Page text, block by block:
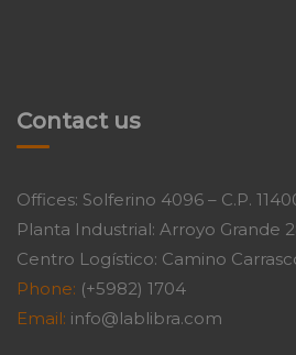
Contact us
Offices: Solferino 4096 – C.P.
Planta Industrial: Arroyo Grande
Centro Logístico: Camino
Phone: (+5982) 1704
Email: info@lablibra.com